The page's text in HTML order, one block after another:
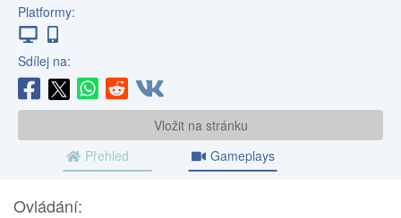
Platformy:
Sdílej na:
Vložit na stránku
Přehled
Gameplays
Ovládání: